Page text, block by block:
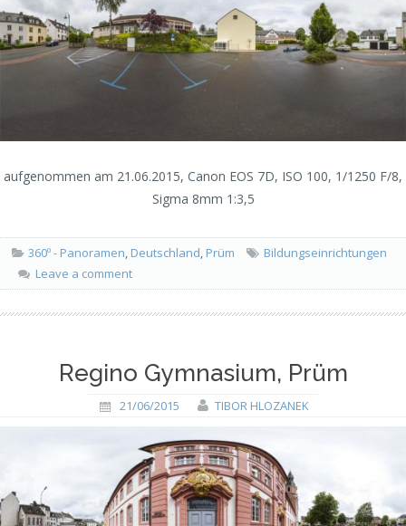
aufgenommen am 21.06.2015, Canon EOS 7D, ISO 100, 1/1250 F/8,
Sigma 8mm 1:3,5
360º - Panoramen, Deutschland, Prüm
Bildungseinrichtungen
Leave a comment
Regino Gymnasium, Prüm
21/06/2015 TIBOR HLOZANEK